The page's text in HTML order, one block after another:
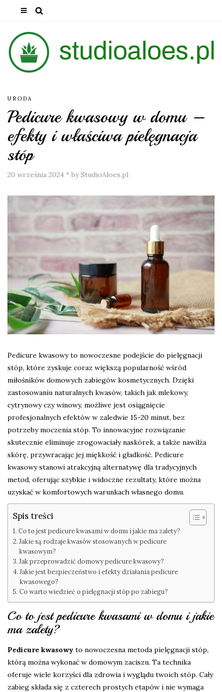
URODA
Pedicure kwasowy w domu –
efekty i właściwa pielęgnacja
stóp
20 września 2024 * by StudioAloes.pl
Pedicure kwasowy to nowoczesne podejście do pielęgnacji
stóp, które zyskuje coraz większą popularność wśród
miłośników domowych zabiegów kosmetycznych. Dzięki
zastosowaniu naturalnych kwasów, takich jak mlekowy,
cytrynowy czy winowy, możliwe jest osiągnięcie
profesjonalnych efektów w zaledwie 15-20 minut, bez
potrzeby moczenia stóp. To innowacyjne rozwiązanie
skutecznie eliminuje zrogowaciały naskórek, a także nawilża
skórę, przywracając jej miękkość i gładkość. Pedicure
kwasowy stanowi atrakcyjną alternatywę dla tradycyjnych
metod, oferując szybkie i widoczne rezultaty, które można
uzyskać w komfortowych warunkach własnego domu.
Spis treści
Co to jest pedicure kwasami w domu i jakie ma zalety?
Jakie są rodzaje kwasów stosowanych w pedicure
kwasowym?
Jak przeprowadzić domowy pedicure kwasowy?
Jakie jest bezpieczeństwo i efekty działania pedicure
kwasowego?
Co warto wiedzieć o pielęgnacji stóp po zabiegu?
Co to jest pedicure kwasami w domu i jakie
ma zalety?
Pedicure kwasowy to nowoczesna metoda pielęgnacji stóp,
którą można wykonać w domowym zaciszu. Ta technika
oferuje wiele korzyści dla zdrowia i wyglądu twoich stóp. Cały
zabieg składa się z czterech prostych etapów i nie wymaga